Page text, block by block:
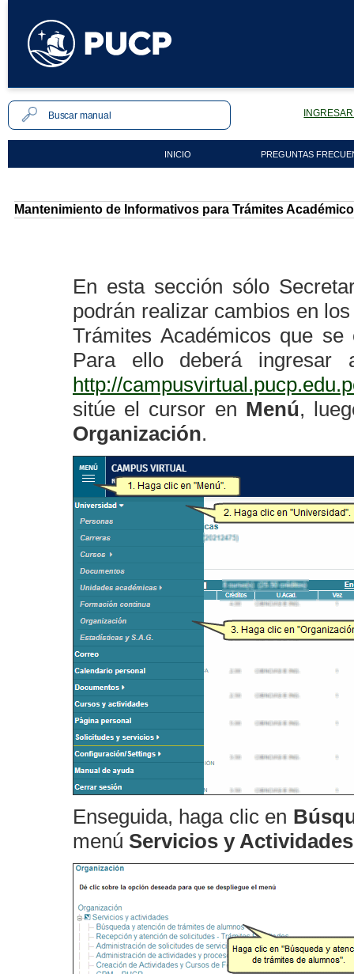
INICIO PREGUNTAS
Mantenimiento de Informativos para Trámites
En esta sección sólo
podrán realizar cambios en
Trámites Académicos que
Para ello deberá ingresar
http://
sitúe el cursor en Menú,
Organización.
Enseguida, haga clic en
menú Servicios y Actividades